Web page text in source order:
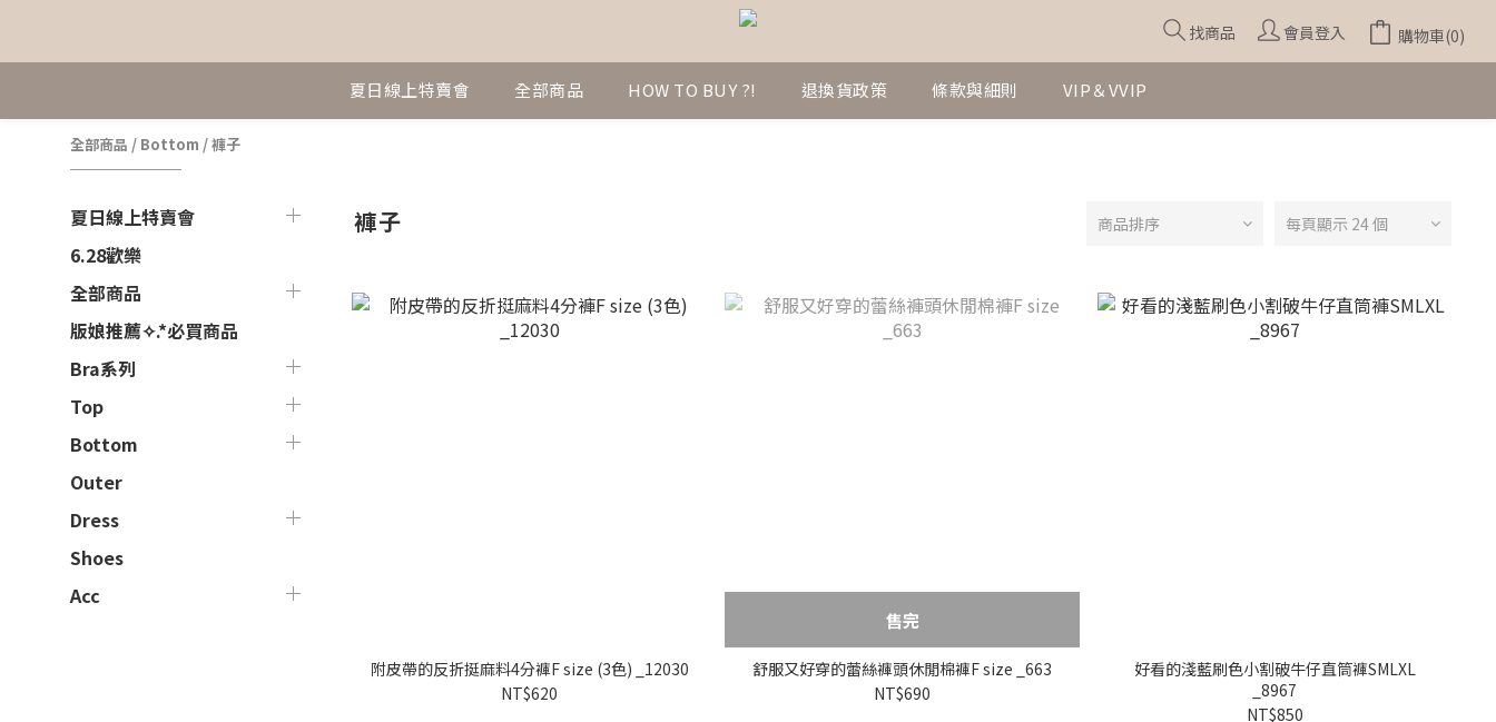
找商品 會員登入 購物車(0)
夏日線上特賣會 全部商品 HOW TO BUY ?! 退換貨政策 條款與細則 VIP＆VVIP
全部商品 / Bottom /褲子
夏日線上特賣會
6.28歡樂
全部商品
版娘推薦✧.*必買商品
Bra系列
Top
Bottom
Outer
Dress
Shoes
Acc
褲子 商品排序 每頁顯示 24 個
附皮帶的反折挺麻料4分褲F size (3色) _12030
NT$620
售完
舒服又好穿的蕾絲褲頭休閒棉褲F size _663
NT$690
好看的淺藍刷色小割破牛仔直筒褲SMLXL
_8967
NT$850